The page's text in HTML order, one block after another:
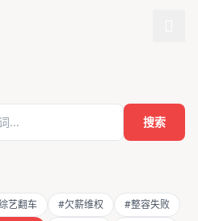
搜索
艺翻车 #欠薪维权
#整容失败